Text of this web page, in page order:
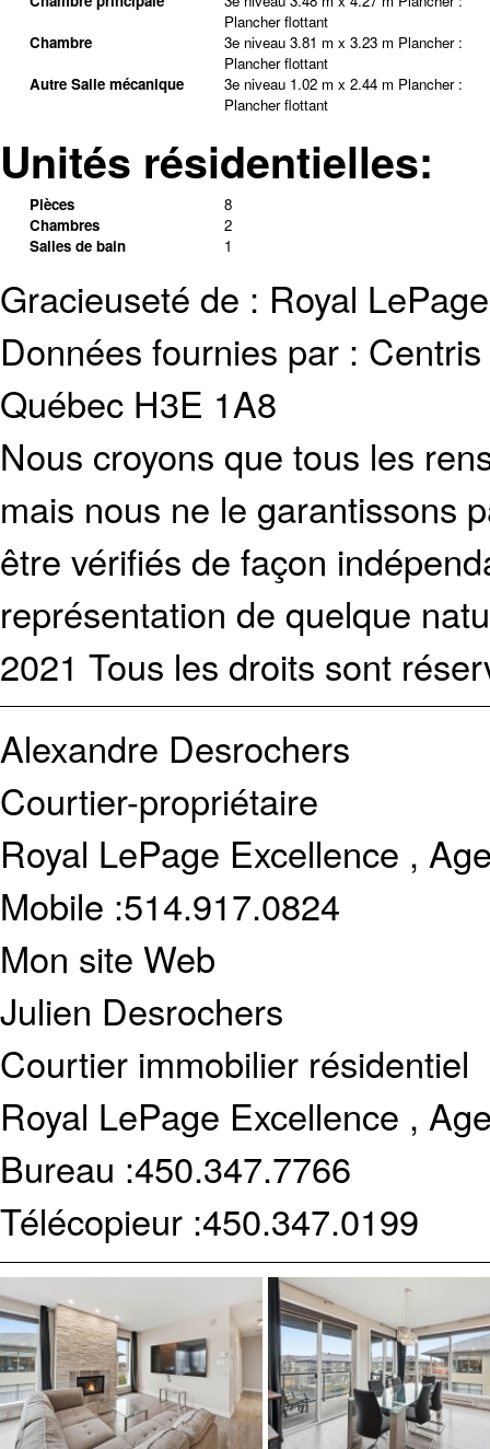
Plancher flottant
Chambre
3e niveau 3.81 m x 3.23 m Plancher :
Plancher flottant
Autre Salle mécanique
3e niveau 1.02 m x 2.44 m Plancher :
Plancher flottant
Unités résidentielles:
Pièces
8
Chambres
2
Salles de bain
1
Gracieuseté de : Royal
Données fournies par :
Québec H3E 1A8
Nous croyons que tous les
mais nous ne le garantissons
être vérifiés de façon
représentation de quelque
2021 Tous les droits sont
Alexandre Desrochers
Courtier-propriétaire
Royal LePage Excellence ,
Mobile :514.917.0824
Mon site Web
Julien Desrochers
Courtier immobilier résidentiel
Royal LePage Excellence ,
Bureau :450.347.7766
Télécopieur :450.347.0199